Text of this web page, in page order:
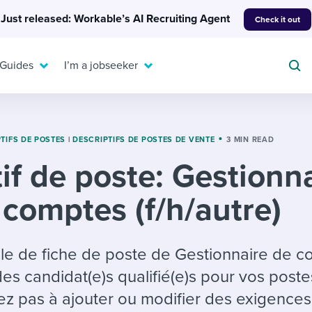
Just released: Workable’s AI Recruiting Agent Check it out
candidates
hiring pipelines
Or browse by
A flexible workplace
means new ways of
working. Pick up tips
question templates
checklists
& reports
Get insights, guidance,
the know.
I’m a jobseeker
resources
For your job search:
INTERVIEWS & ANSWERS
Typical interview
answers for each.
DE POSTES | DESCRIPTIFS DE POSTES DE VENTE 3 MIN READ
de poste:
(f/h/autre)
de fiche de poste de Gestionnaire de
candidat(e)s qualifié(e)s pour vos
pas à ajouter ou modifier des